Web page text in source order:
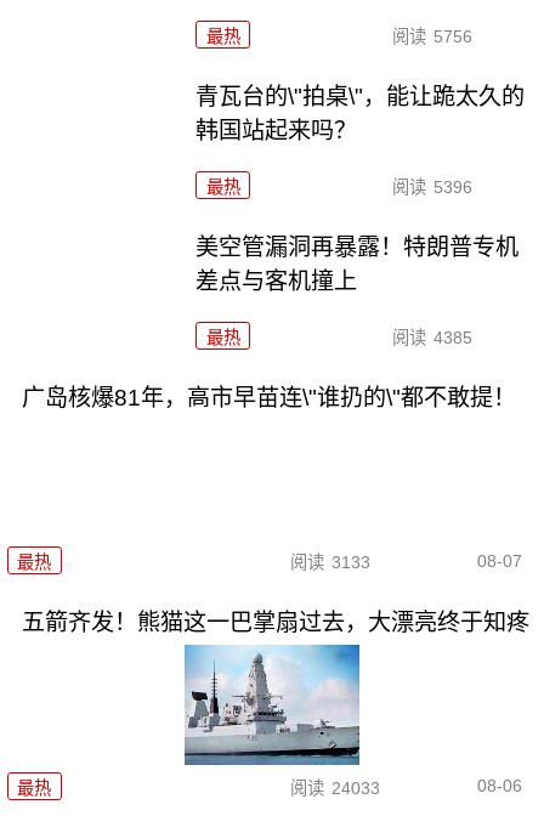
最热 阅读 5756
青瓦台的\"拍桌\"，能让跪太久的
韩国站起来吗？
最热 阅读 5396
美空管漏洞再暴露！特朗普专机
差点与客机撞上
最热 阅读 4385
广岛核爆81年，高市早苗连\"谁扔的\"都不敢提！
最热 阅读 3133 08-07
五箭齐发！熊猫这一巴掌扇过去，大漂亮终于知疼
最热 阅读 24033 08-06